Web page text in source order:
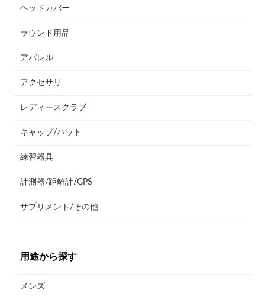
ヘッドカバー
ラウンド用品
アパレル
アクセサリ
レディースクラブ
キャップ/ハット
練習器具
計測器/距離計/GPS
サプリメント/その他
用途から探す
メンズ